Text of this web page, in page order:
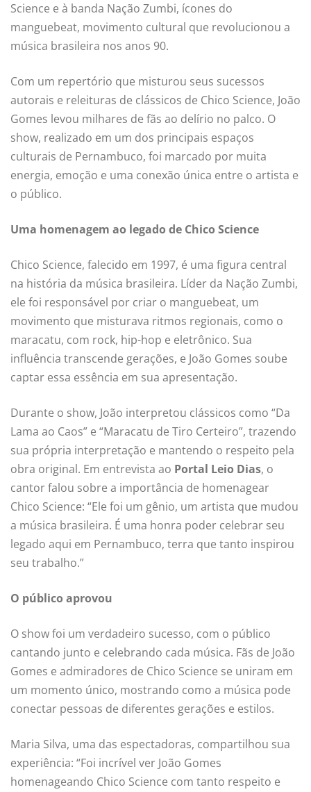
Science e à banda Nação Zumbi, ícones do
manguebeat, movimento cultural que revolucionou a
música brasileira nos anos 90.
Com um repertório que misturou seus sucessos
autorais e releituras de clássicos de Chico Science, João
Gomes levou milhares de fãs ao delírio no palco. O
show, realizado em um dos principais espaços
culturais de Pernambuco, foi marcado por muita
energia, emoção e uma conexão única entre o artista e
o público.
Uma homenagem ao legado de Chico Science
Chico Science, falecido em 1997, é uma figura central
na história da música brasileira. Líder da Nação Zumbi,
ele foi responsável por criar o manguebeat, um
movimento que misturava ritmos regionais, como o
maracatu, com rock, hip-hop e eletrônico. Sua
influência transcende gerações, e João Gomes soube
captar essa essência em sua apresentação.
Durante o show, João interpretou clássicos como “Da
Lama ao Caos” e “Maracatu de Tiro Certeiro”, trazendo
sua própria interpretação e mantendo o respeito pela
obra original. Em entrevista ao Portal Leio Dias, o
cantor falou sobre a importância de homenagear
Chico Science: “Ele foi um gênio, um artista que mudou
a música brasileira. É uma honra poder celebrar seu
legado aqui em Pernambuco, terra que tanto inspirou
seu trabalho.”
O público aprovou
O show foi um verdadeiro sucesso, com o público
cantando junto e celebrando cada música. Fãs de João
Gomes e admiradores de Chico Science se uniram em
um momento único, mostrando como a música pode
conectar pessoas de diferentes gerações e estilos.
Maria Silva, uma das espectadoras, compartilhou sua
experiência: “Foi incrível ver João Gomes
homenageando Chico Science com tanto respeito e